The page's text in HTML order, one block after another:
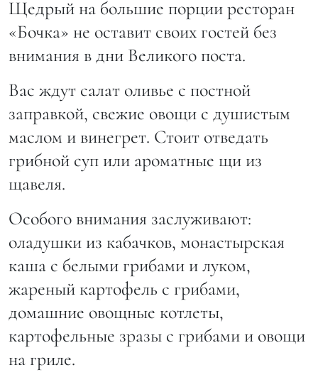
Щедрый на большие порции ресторан
«Бочка» не оставит своих гостей без
внимания в дни Великого поста.
Вас ждут салат оливье с постной
заправкой, свежие овощи с душистым
маслом и винегрет. Стоит отведать
грибной суп или ароматные щи из
щавеля.
Особого внимания заслуживают:
оладушки из кабачков, монастырская
каша с белыми грибами и луком,
жареный картофель с грибами,
домашние овощные котлеты,
картофельные зразы с грибами и овощи
на гриле.